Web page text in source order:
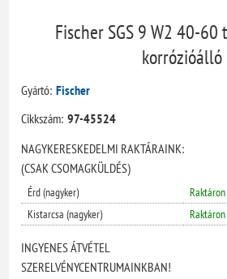
Fischer SGS 9 W2 40-
korrózióálló
Gyártó: Fischer
Cikkszám: 97-45524
NAGYKERESKEDELMI RAKTÁRAINK:
(CSAK CSOMAGKÜLDÉS)
Érd (nagyker)
Raktáron
Kistarcsa (nagyker)
Raktáron
INGYENES ÁTVÉTEL
SZERELVÉNYCENTRUMAINKBAN!